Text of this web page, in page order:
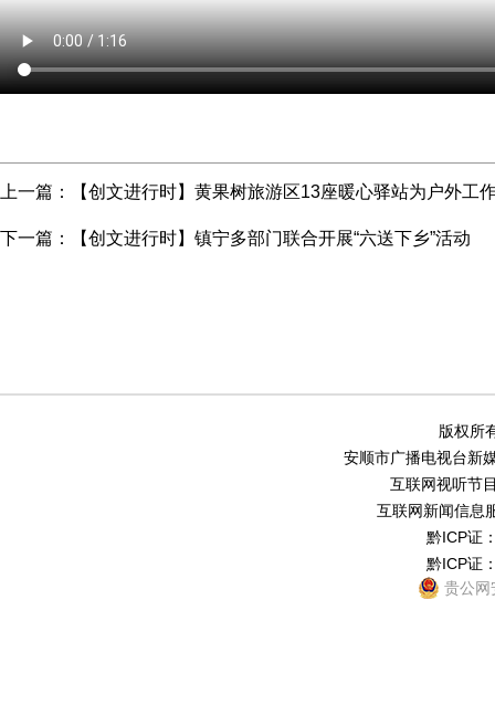
上一篇： 【创文进行时】黄果树旅游区13座暖心驿站为户外工
下一篇： 【创文进行时】镇宁多部门联合开展“六送下乡”活动
版权所
安顺市广播电视台新
互联网视听节
互联网新闻信息
黔ICP证
黔ICP证
贵公